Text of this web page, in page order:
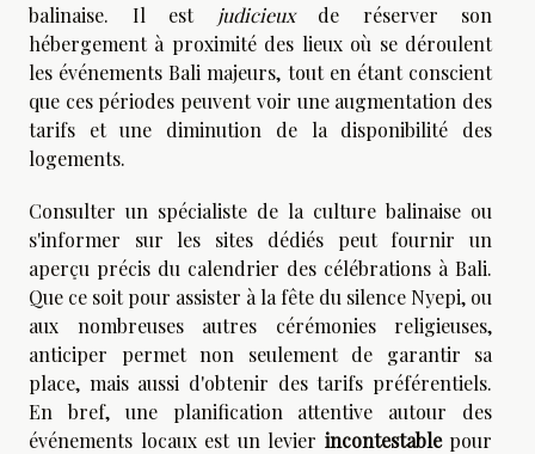
balinaise. Il est
judicieuxde réserver son
hébergement à proximité des lieux où se déroulent
les événements Bali majeurs, tout en étant conscient
que ces périodes peuvent voir une augmentation des
tarifs et une diminution de la disponibilité des
logements.
Consulter un spécialiste de la culture balinaise ou
s'informer sur les sites dédiés peut fournir un
aperçu précis du calendrier des célébrations à Bali.
Que ce soit pour assister à la fête du silence Nyepi, ou
aux nombreuses autres cérémonies religieuses,
anticiper permet non seulement de garantir sa
place, mais aussi d'obtenir des tarifs préférentiels.
En bref, une planification attentive autour des
événements locaux est un levier incontestablepour